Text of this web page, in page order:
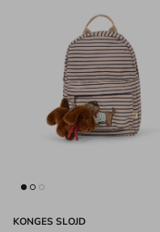
KONGES SLOJD